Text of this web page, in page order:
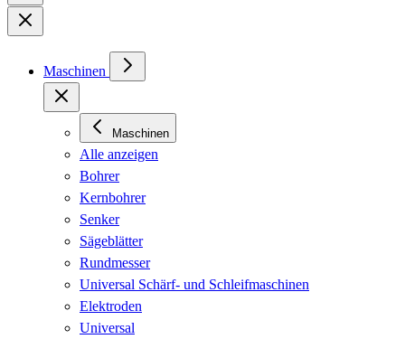
Maschinen
Maschinen
Alle anzeigen
Bohrer
Kernbohrer
Senker
Sägeblätter
Rundmesser
Universal Schärf- und Schleifmaschinen
Elektroden
Universal